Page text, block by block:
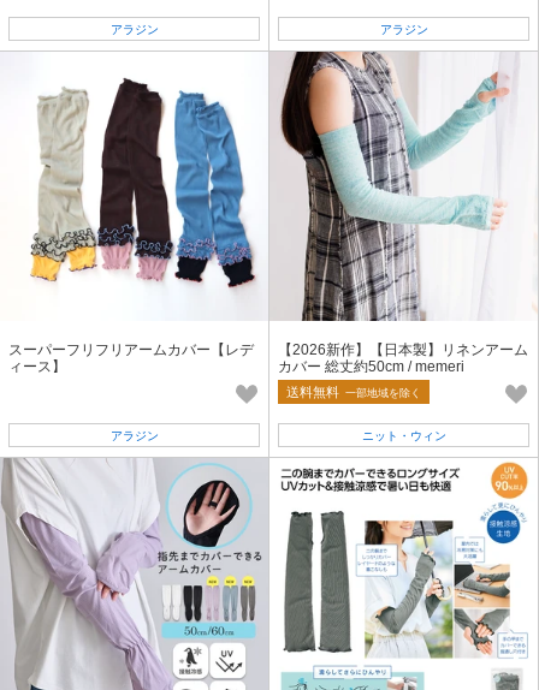
アラジン アラジン
スーパーフリフリアームカバー【レデ
ィース】
アラジン
【2026新作】【日本製】リネンアーム
カバー 総丈約50cm / memeri
送料無料 一部地域を除く
ニット・ウィン